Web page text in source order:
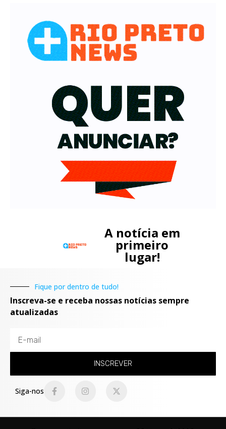
A notícia em
primeiro
lugar!
Fique por dentro de tudo!
Inscreva-se e receba nossas notícias sempre
atualizadas
INSCREVER
Siga-nos